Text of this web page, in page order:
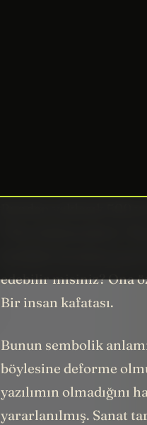
“The
özellikle bozulmuş
edebilir misiniz? Ona
Bir insan kafatası.
Bunun sembolik
böylesine deforme
yazılımın
yararlanılmış. Sanat